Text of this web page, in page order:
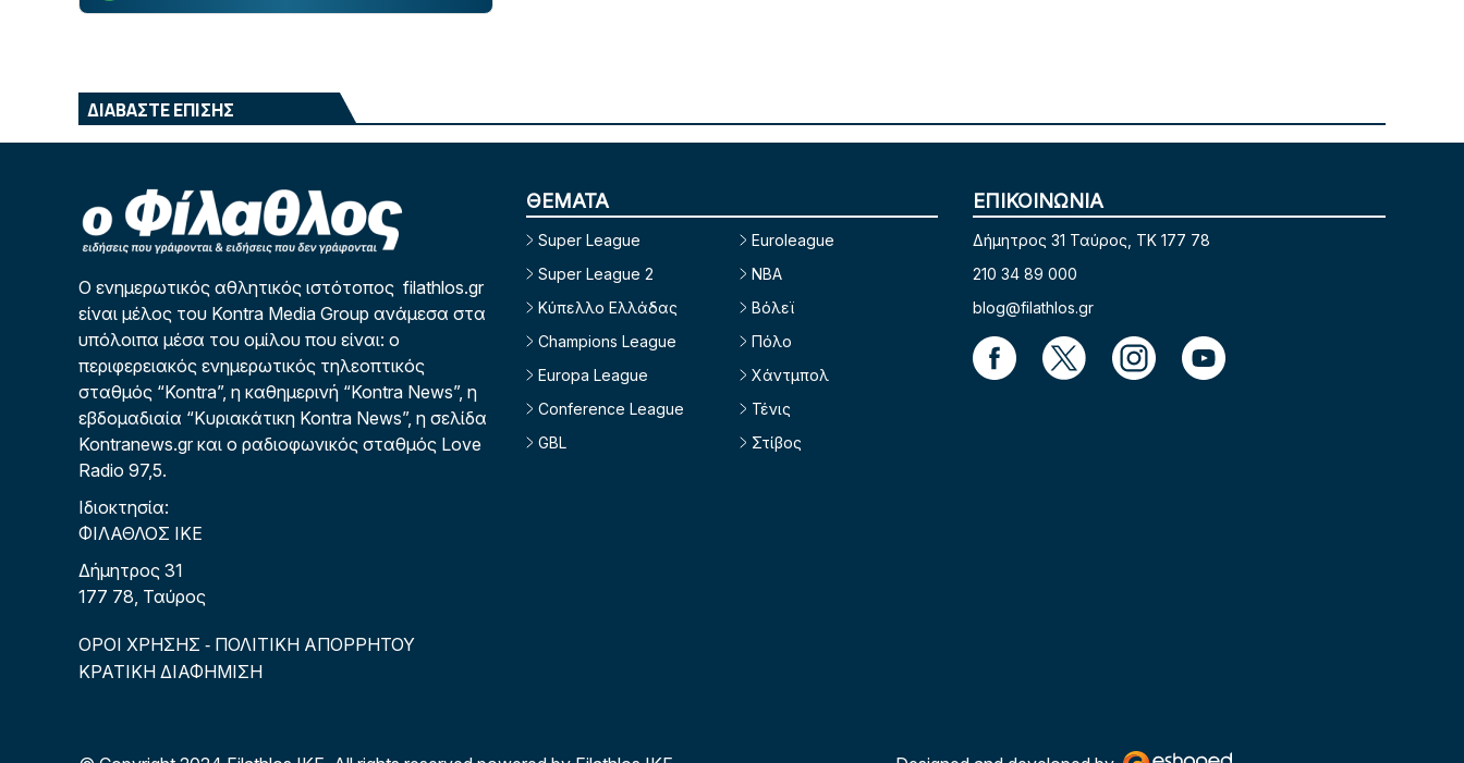
ΔΙΑΒΑΣΤΕ ΕΠΙΣΗΣ
Ο ενημερωτικός αθλητικός ιστότοπος filathlos.gr
είναι μέλος του Kontra Media Group ανάμεσα στα
υπόλοιπα μέσα του ομίλου που είναι: ο
περιφερειακός ενημερωτικός τηλεοπτικός
σταθμός “Kontra”, η καθημερινή “Kontra News”, η
εβδομαδιαία “Κυριακάτικη Kontra News”, η σελίδα
Kontranews.gr και ο ραδιοφωνικός σταθμός Love
Radio 97,5.
Ιδιοκτησία:
ΦΙΛΑΘΛΟΣ ΙΚΕ
Δήμητρος 31
177 78, Ταύρος
ΟΡΟΙ ΧΡΗΣΗΣ - ΠΟΛΙΤΙΚΗ ΑΠΟΡΡΗΤΟΥ
ΚΡΑΤΙΚΗ ΔΙΑΦΗΜΙΣΗ
ΘΕΜΑΤΑ
Super League
Super League 2
Κύπελλο Ελλάδας
Champions League
Europa League
Conference League
GBL
Euroleague
NBA
Βόλεϊ
Πόλο
Χάντμπολ
Τένις
Στίβος
ΕΠΙΚΟΙΝΩΝΙΑ
Δήμητρος 31 Ταύρος, TK 177 78
210 34 89 000
blog@filathlos.gr